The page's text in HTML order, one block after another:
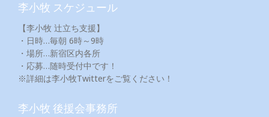
李小牧 スケジュール
【李小牧 辻立ち支援】
・日時…毎朝 6時～9時
・場所…新宿区内各所
・応募…随時受付中です！
※詳細は李小牧Twitterをご覧ください！
李小牧 後援会事務所